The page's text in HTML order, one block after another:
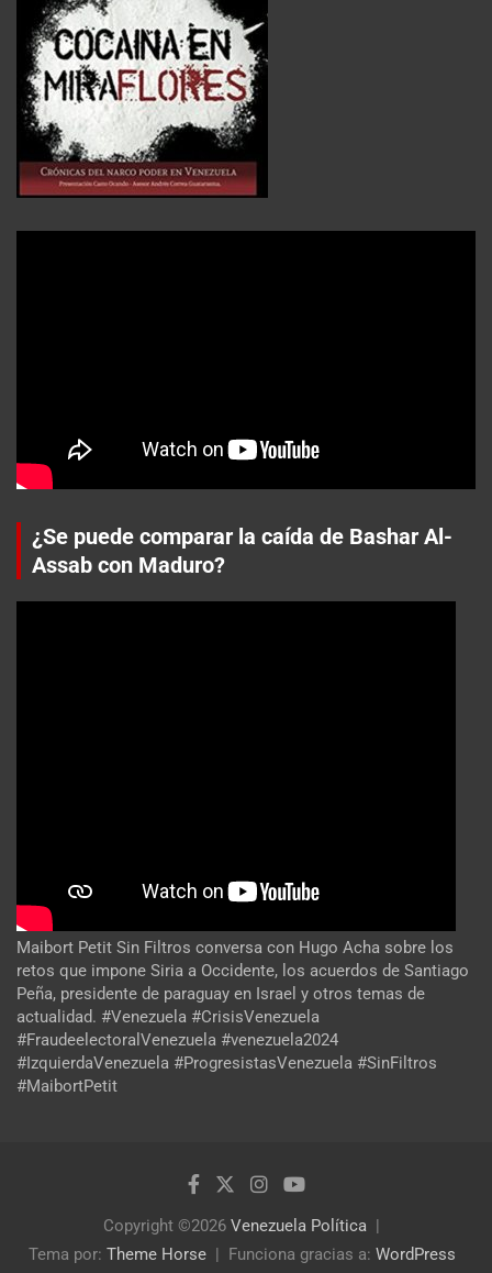
¿Se puede comparar la caída de Bashar Al-
Assab con Maduro?
Maibort Petit Sin Filtros conversa con Hugo Acha sobre los
retos que impone Siria a Occidente, los acuerdos de Santiago
Peña, presidente de paraguay en Israel y otros temas de
actualidad. #Venezuela #CrisisVenezuela
#FraudeelectoralVenezuela #venezuela2024
#IzquierdaVenezuela #ProgresistasVenezuela #SinFiltros
#MaibortPetit
Copyright ©2026 Venezuela Política
Tema por: Theme Horse Funciona gracias a: WordPress